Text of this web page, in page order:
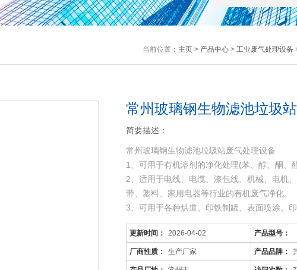
当前位置： 主页> 产品中心> 工业废气处理设备
常州玻璃钢生物滤池垃圾
简要描述：
常州玻璃钢生物滤池垃圾站废气处理设备
1、可用于有机溶剂的净化处理(苯、醇、酮、
2、适用于电线、电缆、漆包线、机械、电机
带、塑料、家用电器等行业的有机废气净化。
3、可用于各种烘道、印铁制罐、表面喷涂。
工序产生的有机废气
更新时间： 2026-04-02 产品型号：
厂商性质： 生产厂家 产品品牌：